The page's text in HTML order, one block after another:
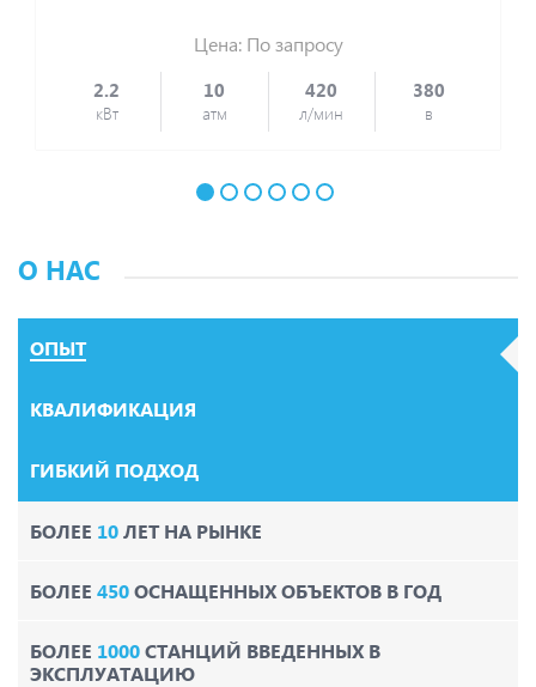
Цена: По запросу
2.2
кВт
10
атм
420
л/мин
380
в
О НАС
ОПЫТ
КВАЛИФИКАЦИЯ
ГИБКИЙ ПОДХОД
БОЛЕЕ 10ЛЕТ НА РЫНКЕ
БОЛЕЕ 450ОСНАЩЕННЫХ ОБЪЕКТОВ В ГОД
БОЛЕЕ 1000СТАНЦИЙ ВВЕДЕННЫХ В
ЭКСПЛУАТАЦИЮ